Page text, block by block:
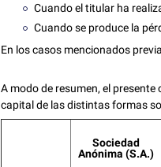
Cuando el titular ha
Cuando se produce la
En los casos mencionados
A modo de resumen, el
capital de las distintas formas
Sociedad
Anónima (S.A.)